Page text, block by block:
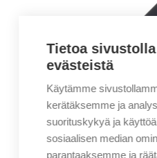
Tietoa
evästeistä
Käytämme
kerätäksemme ja
suorituskykyä ja
sosiaalisen median
parantaaksemme ja